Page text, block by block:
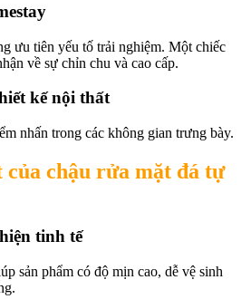
ưu tiên yếu tố trải nghiệm. Một chiếc
về sự chỉn chu và cao cấp.
kế nội thất
nhấn trong các không gian trưng bày.
chậu rửa mặt đá tự
tinh tế
sản phẩm có độ mịn cao, dễ vệ sinh